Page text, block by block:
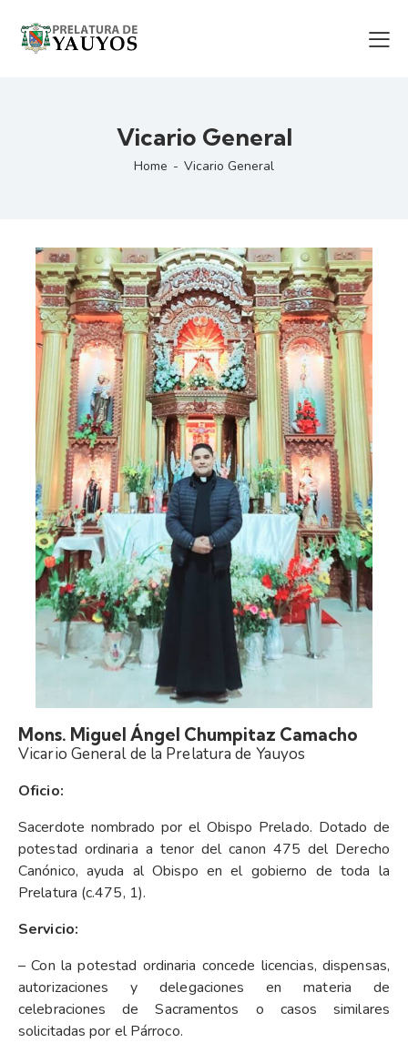
Vicario General
Home Vicario General
Mons. Miguel Ángel Chumpitaz Camacho
Vicario General de la Prelatura de Yauyos
Oficio:
Sacerdote nombrado por el Obispo Prelado. Dotado de
potestad ordinaria a tenor del canon 475 del Derecho
Canónico, ayuda al Obispo en el gobierno de toda la
Prelatura (c.475, 1).
Servicio:
– Con la potestad ordinaria concede licencias, dispensas,
autorizaciones y delegaciones en materia de
celebraciones de Sacramentos o casos similares
solicitadas por el Párroco.